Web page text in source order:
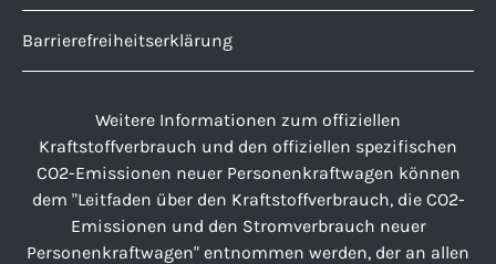
Barrierefreiheitserklärung
Weitere Informationen zum offiziellen
Kraftstoffverbrauch und den offiziellen spezifischen
CO2-Emissionen neuer Personenkraftwagen können
dem "Leitfaden über den Kraftstoffverbrauch, die CO2-
Emissionen und den Stromverbrauch neuer
Personenkraftwagen" entnommen werden, der an allen